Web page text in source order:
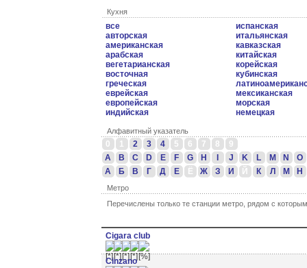
Кухня
все
авторская
американская
арабская
вегетарианская
восточная
греческая
еврейская
европейская
индийская
испанская
итальянская
кавказская
китайская
корейская
кубинская
мексиканская
морская
немецкая
Алфавитный указатель
0 1 2 3 4 5 6 7 8
9
A
B C D E F G H J K L M N
O
А
Б В Г Д Е Ё Ж З И Й К Л М Н
Метро
Перечислены только те станции метро, рядом с
Cigara club
Cinzano